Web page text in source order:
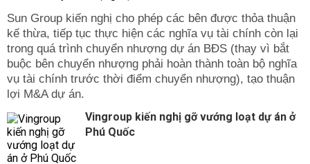
Sun Group kiến nghị cho phép các bên được thỏa thuận
kế thừa, tiếp tục thực hiện các nghĩa vụ tài chính còn lại
trong quá trình chuyển nhượng dự án BĐS (thay vì bắt
buộc bên chuyển nhượng phải hoàn thành toàn bộ nghĩa
vụ tài chính trước thời điểm chuyển nhượng), tạo thuận
lợi M&A dự án.
Vingroup kiến nghị gỡ vướng loạt dự án ở
Phú Quốc